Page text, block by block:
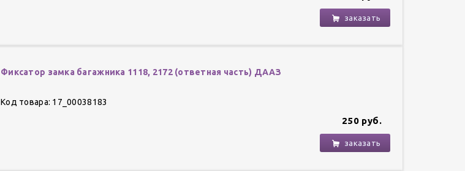
заказать
Фиксатор замка багажника 1118, 2172 (ответная часть) ДААЗ
Код товара: 17_00038183
250 руб.
заказать